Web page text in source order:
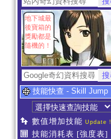
地下城最
後寶箱的
獎勵都是
隨機的！
技能快查 - Skill Jump
數值增加技能 Update !
技能消耗表 [強度表]